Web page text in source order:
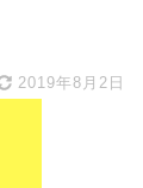
2019年8月2日